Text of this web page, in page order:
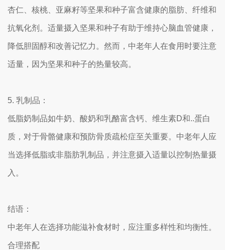
杏仁、核桃、亚麻籽等坚果和种子富含健康的脂肪、纤维和
抗氧化剂。适量摄入坚果和种子有助于维持心脑血管健康，
降低胆固醇和改善记忆力。然而，中老年人在食用时要注意
适量，因为坚果和种子的热量较高。
5. 乳制品：
低脂奶制品如牛奶、酸奶和乳酪富含钙、维生素D和..蛋白
质，对于骨骼健康和预防骨质疏松症至关重要。中老年人应
当选择低脂或非脂肪乳制品，并注意摄入适量以控制热量摄
入。
结语：
中老年人在选择功能滋补食材时，应注重多样性和均衡性。
合理搭配